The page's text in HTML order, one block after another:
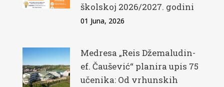
školskoj 2026/2027. godini
01 Juna, 2026
Medresa „Reis Džemaludin-
ef. Čaušević“ planira upis 75
učenika: Od vrhunskih